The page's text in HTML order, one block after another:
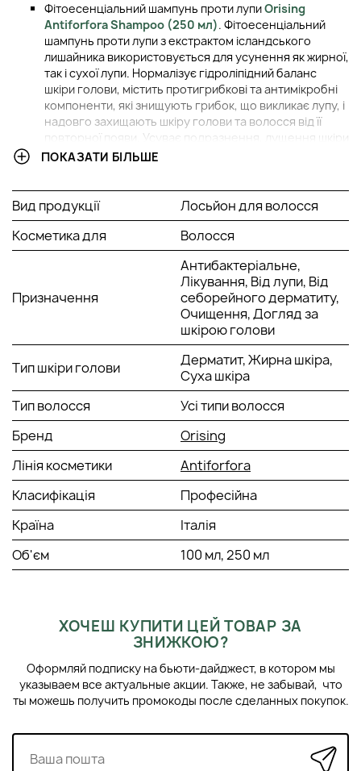
Фітоесенціальний шампунь проти лупиOrising
Antiforfora Shampoo (250 мл). Фітоесенціальний
шампунь проти лупи з екстрактом ісландського
лишайника використовується для усунення як жирної,
так і сухої лупи. Нормалізує гідроліпідний баланс
шкіри голови, містить протигрибкові та антимікробні
компоненти, які знищують грибок, що викликає лупу, і
надовго захищають шкіру голови та волосся від її
повторної появи. Усуває подразнення, лущення шкіри
голови, зменшує сальність волосся.
Antiforfora Lotion (100 мл)
. Фітоесенціальний
лосьйон проти лупи нормалізує гідроліпідний баланс
шкіри голови, містить протигрибкові та антимікробні
компоненти, які знищують грибок, що викликає лупу, і
надовго захищає шкіру голови та волосся від її
повторної появи. Високий відсоток вмісту
ісландського лишайника (природного антибіотика) та
адіантуму вирішує проблему лупи, зберігаючи
фізіологічне значення ph шкіри голови.
шампуні Орайзинг за посиланням.
ПОКАЗАТИ БІЛЬШЕ
Вид продукції
Лосьйон для волосся
Косметика для
Волосся
Призначення
Антибактеріальне,
Лікування, Від лупи, Від
себорейного дерматиту,
Очищення, Догляд за
шкірою голови
Тип шкіри голови
Дерматит, Жирна шкіра,
Суха шкіра
Тип волосся
Усі типи волосся
Бренд
Orising
Лінія косметики
Antiforfora
Класифікація
Професійна
Країна
Італія
Об'єм
100 мл, 250 мл
ХОЧЕШ КУПИТИ ЦЕЙ ТОВАР ЗА
ЗНИЖКОЮ?
Оформляй подписку на бьюти-дайджест, в котором мы
указываем все актуальные акции. Также, не забывай, что
ты можешь получить промокоды после сделанных покупок.